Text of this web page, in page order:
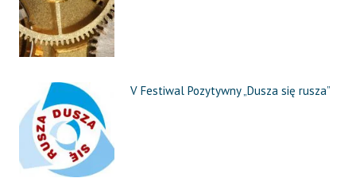
V Festiwal Pozytywny „Dusza się rusza”